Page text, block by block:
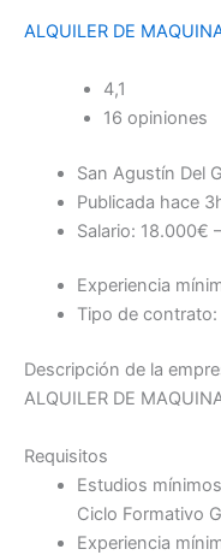
ALQUILER DE
4,1
16 opiniones
San Agustín Del
Publicada hace
Salario: 18.000€
Experiencia
Tipo de
Descripción de la
ALQUILER DE
Requisitos
Estudios mínimos
Ciclo Formativo
Experiencia